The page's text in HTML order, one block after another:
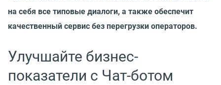
на себя все типовые диалоги, а также обеспечит
качественный сервис без перегрузки операторов.
Улучшайте бизнес-
показатели с Чат-ботом